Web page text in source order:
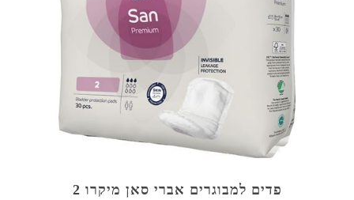
פדים למבוגרים אברי סאן מיקרו 2